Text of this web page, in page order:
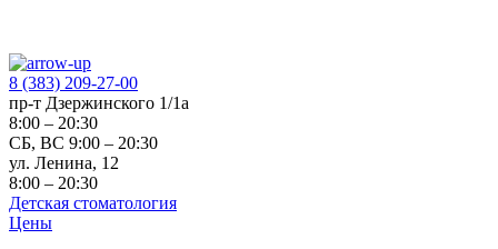
8 (383) 209-27-00
пр-т Дзержинского 1/1а
8:00 – 20:30
СБ, ВС 9:00 – 20:30
ул. Ленина, 12
8:00 – 20:30
Детская стоматология
Цены